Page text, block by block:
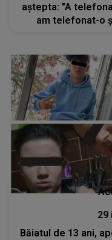
aștepta: "A
am telefonat-o
29
Băiatul de 13 ani,